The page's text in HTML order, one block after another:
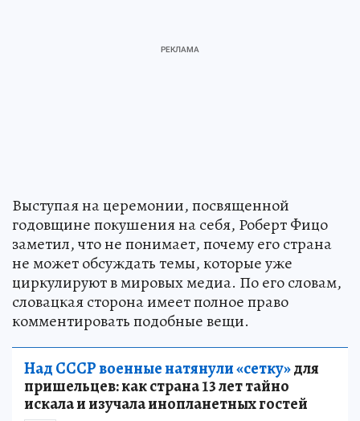
Выступая на церемонии, посвященной
годовщине покушения на себя, Роберт Фицо
заметил, что не понимает, почему его страна
не может обсуждать темы, которые уже
циркулируют в мировых медиа. По его словам,
словацкая сторона имеет полное право
комментировать подобные вещи.
Над СССР военные натянули «сетку»для
пришельцев: как страна 13 лет тайно
искала и изучала инопланетных гостей